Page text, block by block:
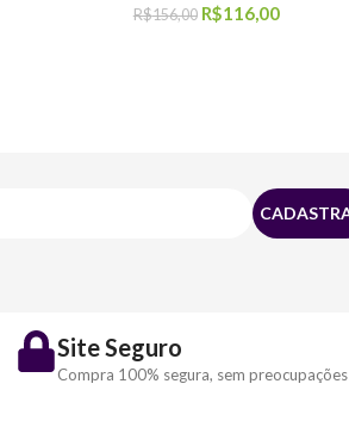
R$156,00 R$116,00
Site Seguro
Compra 100% segura, sem preocupações